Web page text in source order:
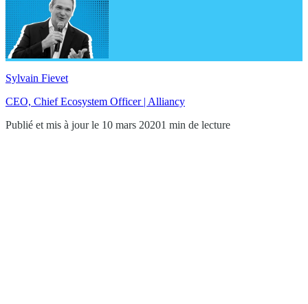
Sylvain Fievet
CEO, Chief Ecosystem Officer | Alliancy
Publié et mis à jour le 10 mars 20201 min de lecture